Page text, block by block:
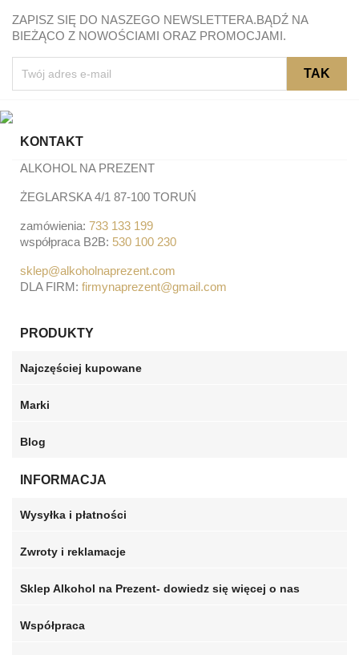
ZAPISZ SIĘ DO NASZEGO NEWSLETTERA.BĄDŹ NA
BIEŻĄCO Z NOWOŚCIAMI ORAZ PROMOCJAMI.
KONTAKT
ALKOHOL NA PREZENT
ŻEGLARSKA 4/1 87-100 TORUŃ
zamówienia: 733 133 199
współpraca B2B: 530 100 230
sklep@alkoholnaprezent.com
DLA FIRM: firmynaprezent@gmail.com
PRODUKTY
Najczęściej kupowane
Marki
Blog
INFORMACJA
Wysyłka i płatności
Zwroty i reklamacje
Sklep Alkohol na Prezent- dowiedz się więcej o nas
Współpraca